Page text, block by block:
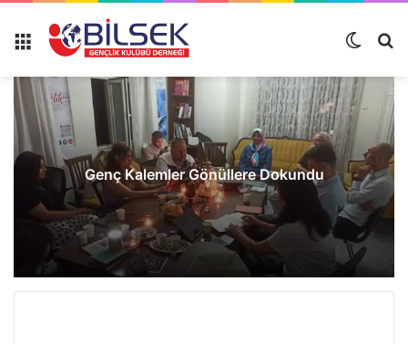
Genç Kalemler Gönüllere Dokundu